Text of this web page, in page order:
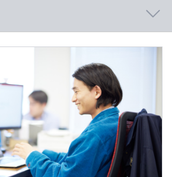
せんが、独自のノウハウを積み重ね
品やサービスを手がけ、上場企業と
っています。
をはじめ、スマートフォン用組み込
やテストなどの製品評価、企業の省
さまざまなご要望に高い技術とユー
す。
通信、エネルギーなどの産業分野か
ォンの組み込み・開発まで。お客さ
重ねて設計していきます。
間程
小休憩あり
時間／月 ※2025年度
め休日はなし
者数・離職者数
離職者数1人
離職者数0人
離職者数1人
者数の男女別人数
3人
性2人